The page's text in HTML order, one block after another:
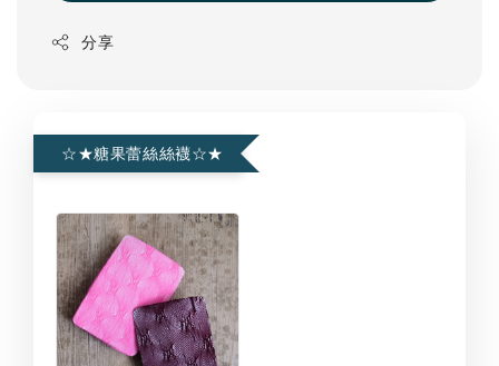
分享
☆★糖果蕾絲絲襪☆★